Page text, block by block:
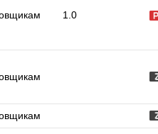
1.0